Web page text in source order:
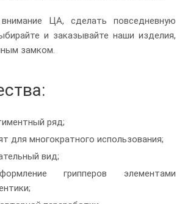
ЦА, сделать повседневную
и заказывайте наши изделия,
замком.
ряд;
для многократного использования;
вид;
грипперов элементами